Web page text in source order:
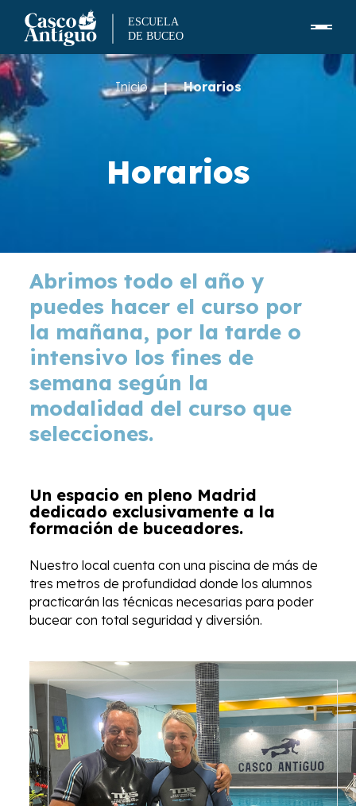
Skip
to
content
Inicio | Horarios
Horarios
Abrimos todo el año y
puedes hacer el curso por
la mañana, por la tarde o
intensivo los fines de
semana según la
modalidad del curso que
selecciones.
Un espacio en pleno Madrid
dedicado exclusivamente a la
formación de buceadores.
Nuestro local cuenta con una piscina de más de
tres metros de profundidad donde los alumnos
practicarán las técnicas necesarias para poder
bucear con total seguridad y diversión.